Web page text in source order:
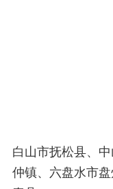
白山市抚松县、
仲镇、六盘水市